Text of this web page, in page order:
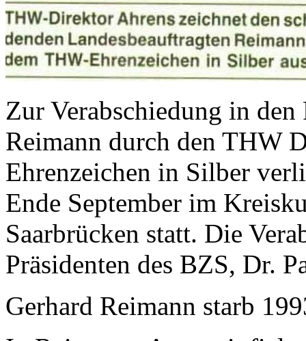
Zur Verabschiedung in
Reimann durch den THW
Ehrenzeichen in Silber
Ende September im
Saarbrücken statt. Die
Präsidenten des BZS, Dr.
Gerhard Reimann starb